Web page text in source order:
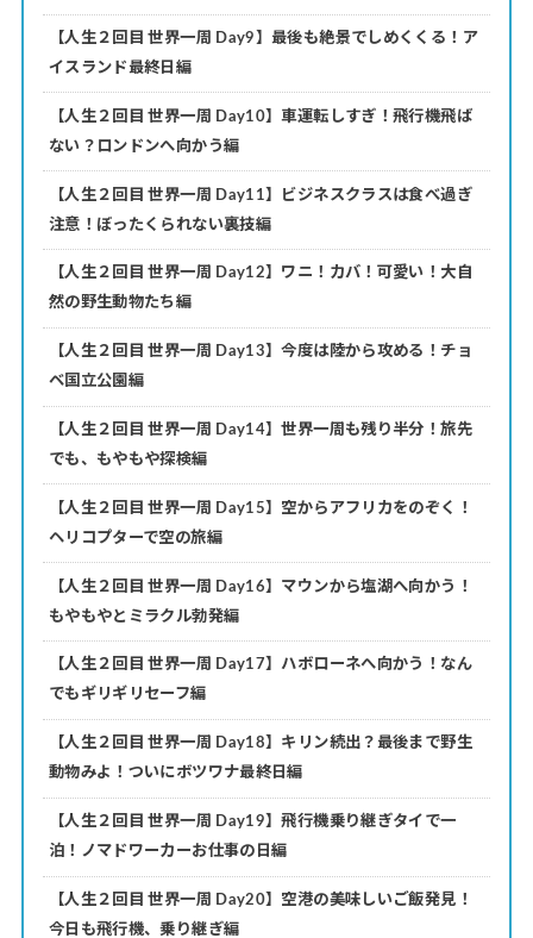
【人生２回目 世界一周 Day9】最後も絶景でしめくくる！ア
イスランド最終日編
【人生２回目 世界一周 Day10】車運転しすぎ！飛行機飛ば
ない？ロンドンへ向かう編
【人生２回目 世界一周 Day11】ビジネスクラスは食べ過ぎ
注意！ぼったくられない裏技編
【人生２回目 世界一周 Day12】ワニ！カバ！可愛い！大自
然の野生動物たち編
【人生２回目 世界一周 Day13】今度は陸から攻める！チョ
ベ国立公園編
【人生２回目 世界一周 Day14】世界一周も残り半分！旅先
でも、もやもや探検編
【人生２回目 世界一周 Day15】空からアフリカをのぞく！
ヘリコプターで空の旅編
【人生２回目 世界一周 Day16】マウンから塩湖へ向かう！
もやもやとミラクル勃発編
【人生２回目 世界一周 Day17】ハボローネへ向かう！なん
でもギリギリセーフ編
【人生２回目 世界一周 Day18】キリン続出？最後まで野生
動物みよ！ついにボツワナ最終日編
【人生２回目 世界一周 Day19】飛行機乗り継ぎタイで一
泊！ノマドワーカーお仕事の日編
【人生２回目 世界一周 Day20】空港の美味しいご飯発見！
今日も飛行機、乗り継ぎ編